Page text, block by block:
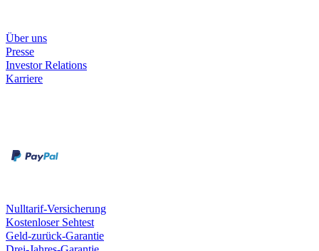
Über uns
Presse
Investor Relations
Karriere
Nulltarif-Versicherung
Kostenloser Sehtest
Geld-zurück-Garantie